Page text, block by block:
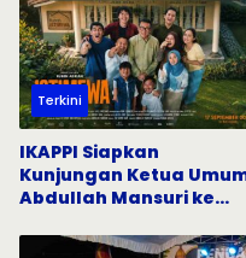
Terkini
IKAPPI Siapkan
Kunjungan Ketua
Abdullah Mansuri ke
Surabaya